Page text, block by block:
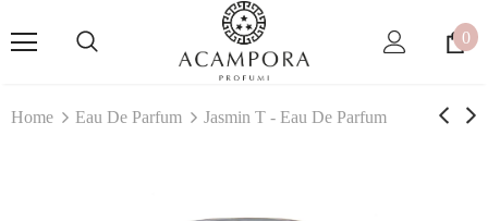
0
Home Eau De Parfum Jasmin T - Eau De Parfum